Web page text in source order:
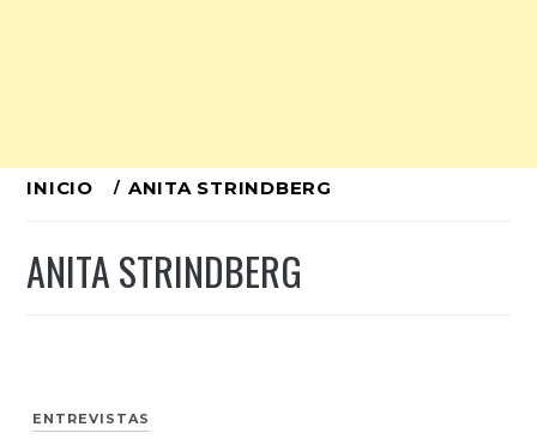
Ir
contenido
INICIO ANITA STRINDBERG
ANITA STRINDBERG
ENTREVISTAS